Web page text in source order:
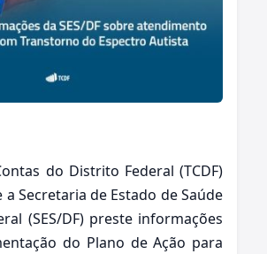
do Distrito Federal (TCDF)
Secretaria de Estado de Saúde
(SES/DF) preste informações
do Plano de Ação para